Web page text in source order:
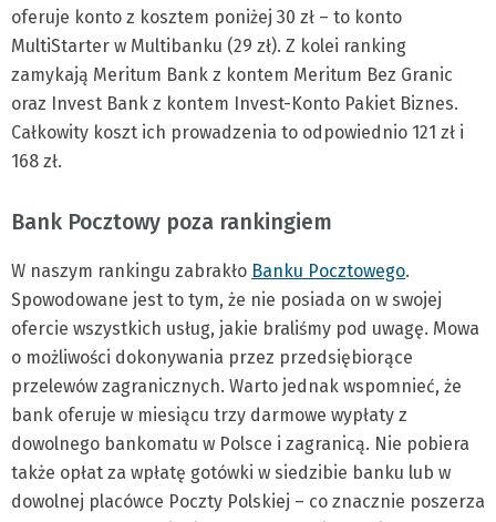
oferuje konto z kosztem poniżej 30 zł – to konto
MultiStarter w Multibanku (29 zł). Z kolei ranking
zamykają Meritum Bank z kontem Meritum Bez Granic
oraz Invest Bank z kontem Invest-Konto Pakiet Biznes.
Całkowity koszt ich prowadzenia to odpowiednio 121 zł i
168 zł.
Bank Pocztowy poza rankingiem
W naszym rankingu zabrakło Banku Pocztowego.
Spowodowane jest to tym, że nie posiada on w swojej
ofercie wszystkich usług, jakie braliśmy pod uwagę. Mowa
o możliwości dokonywania przez przedsiębiorące
przelewów zagranicznych. Warto jednak wspomnieć, że
bank oferuje w miesiącu trzy darmowe wypłaty z
dowolnego bankomatu w Polsce i zagranicą. Nie pobiera
także opłat za wpłatę gotówki w siedzibie banku lub w
dowolnej placówce Poczty Polskiej – co znacznie poszerza